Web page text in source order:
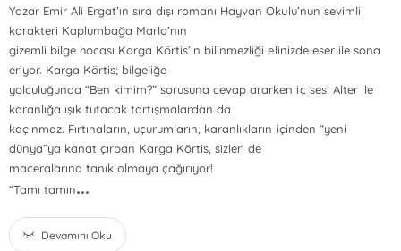
Yazar Emir Ali Ergat’ın sıra dışı romanı Hayvan Okulu’nun sevimli
karakteri Kaplumbağa Marlo’nın
gizemli bilge hocası Karga Körtis’in bilinmezliği elinizde eser ile sona
eriyor. Karga Körtis; bilgeliğe
yolculuğunda “Ben kimim?” sorusuna cevap ararken iç sesi Alter ile
karanlığa ışık tutacak tartışmalardan da
kaçınmaz. Fırtınaların, uçurumların, karanlıkların içinden “yeni
dünya”ya kanat çırpan Karga Körtis, sizleri de
maceralarına tanık olmaya çağırıyor!
“Tamı tamın...
Devamını Oku